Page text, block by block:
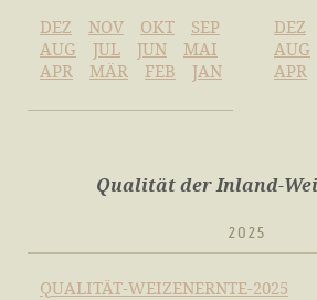
DEZ NOV OKT
SEP
AUG
JUL JUN
MAI
APR
MÄR FEB JAN
DEZ
AUG
APR
Qualität der Inland-
2025
QUALITÄT-WEIZENERNTE-2025